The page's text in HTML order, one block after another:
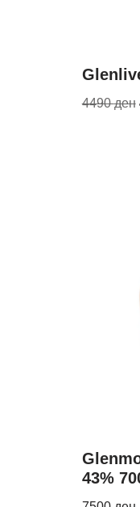
4490ден
43%